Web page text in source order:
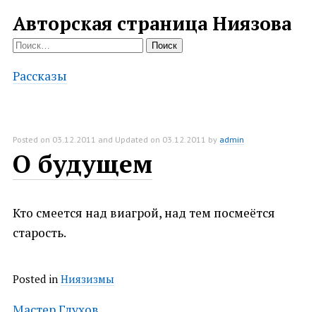
Авторская страница Ниязова
Найти:
Рассказы
Posted on 03.12.2011 and Updated on 03.12.2011 by admin
О будущем
Кто смеется над виагрой, над тем посмеётся
старость.
Posted in Ниязизмы